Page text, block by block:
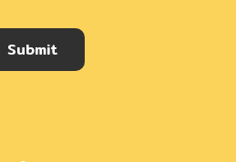
Submit